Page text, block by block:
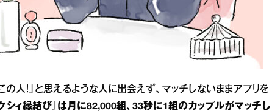
人！」と思えるような人に出会えず、マッチしないままアプリを
クシィ縁結び』は月に82,000組、33秒に1組のカップルがマッチし